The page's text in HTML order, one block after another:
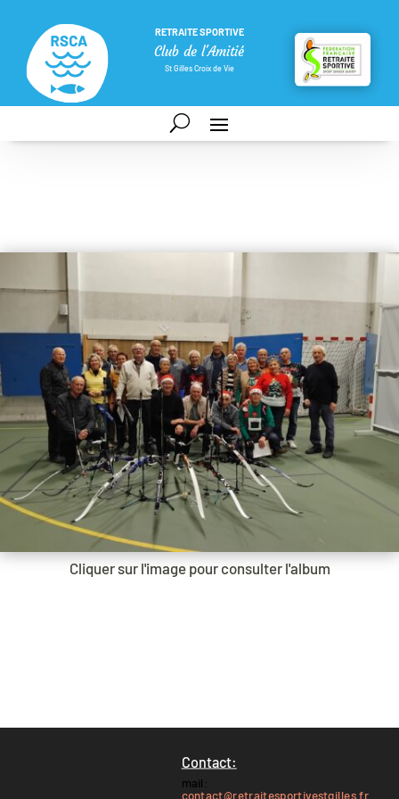
RETRAITE SPORTIVE
Club de l'Amitié
St Gilles Croix de Vie
Cliquer sur l'image pour consulter l'album
Contact:
mail:
contact@retraitesportivestgilles.fr